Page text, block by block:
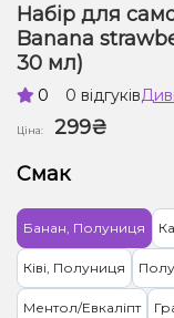
Набір для
Banana
30 мл)
0 0 відгуків
Ціна:
299₴
Смак
Банан, Полуниця
Ківі, Полуниця
Ментол/Евкаліпт